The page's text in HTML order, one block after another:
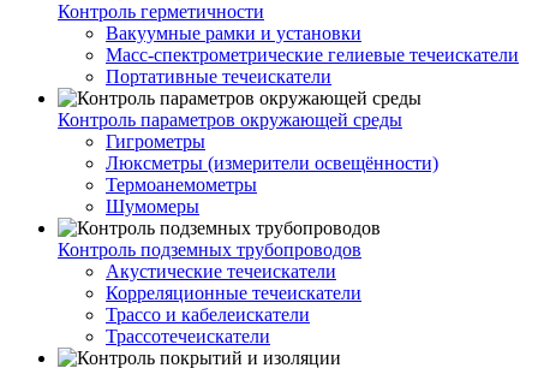
Контроль герметичности
Вакуумные рамки и установки
Масс-спектрометрические гелиевые течеискатели
Портативные течеискатели
Контроль параметров окружающей среды
Гигрометры
Люксметры (измерители освещённости)
Термоанемометры
Шумомеры
Контроль подземных трубопроводов
Акустические течеискатели
Корреляционные течеискатели
Трассо и кабелеискатели
Трассотечеискатели